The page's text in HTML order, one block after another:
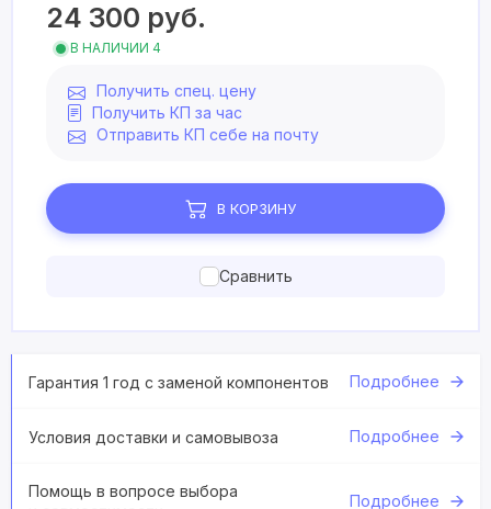
24 300 руб.
В НАЛИЧИИ 4
Получить спец. цену
Получить КП за час
Отправить КП себе на почту
В КОРЗИНУ
Сравнить
Гарантия 1 год с заменой компонентов Подробнее
Условия доставки и самовывоза Подробнее
Помощь в вопросе выбора
Подробнее